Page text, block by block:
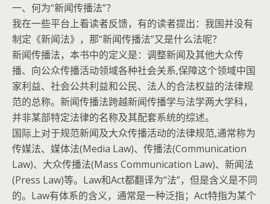
一、何为“新闻传播法”？
我在一些平台上看读者反馈，有的读者提出：我国并没有
制定《新闻法》，那“新闻传播法”又是什么法呢？
新闻传播法，本书中的定义是：调整新闻及其他大众传
播、向公众传播活动领域各种社会关系,保障这个领域中国
家利益、社会公共利益和公民、法人的合法权益的法律规
范的总称。新闻传播法跨越新闻传播学与法学两大学科，
并非某部特定法律的名称及其配套系统的综述。
国际上对于规范新闻及大众传播活动的法律规范,通常称为
传媒法、媒体法(Media Law)、传播法(Communication
Law)、大众传播法(Mass Communication Law)、新闻法
(Press Law)等。Law和Act都翻译为“法”，但是含义是不同
的。Law有体系的含义，通常是一种泛指；Act特指为某个